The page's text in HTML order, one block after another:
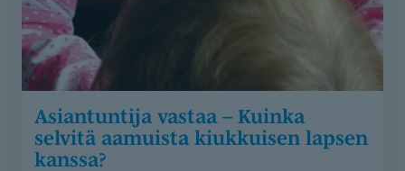
lapsen
kanssa?
Asiantuntija vastaa – Kuinka
selvitä aamuista kiukkuisen lapsen
kanssa?